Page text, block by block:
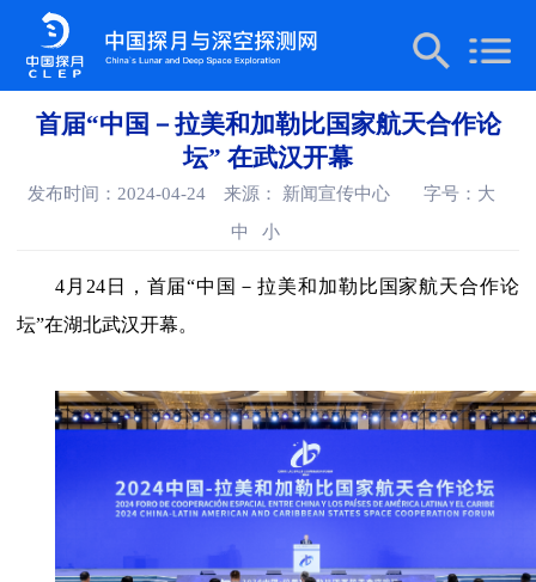
首届“中国－拉美和加勒比国家航天合作论
坛” 在武汉开幕
发布时间：2024-04-24 来源： 新闻宣传中心 字号： 大
中
小
4月24日，首届“中国－拉美和加勒比国家航天合作论
坛”在湖北武汉开幕。